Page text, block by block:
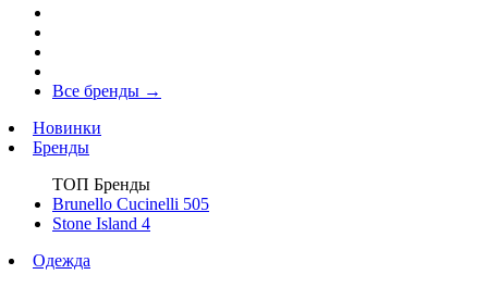
Все бренды →
Новинки
Бренды
ТОП Бренды
Brunello Cucinelli 505
Stone Island 4
Одежда